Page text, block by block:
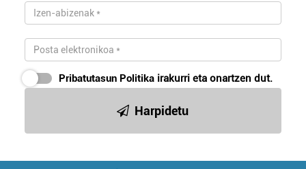
Pribatutasun Politika irakurri eta onartzen dut.
Harpidetu